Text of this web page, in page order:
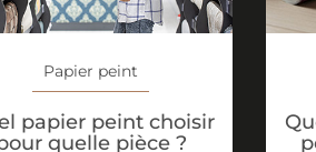
Papier peint
papier peint choisir
quelle pièce ?